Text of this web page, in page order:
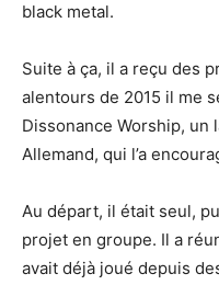
black metal.
Suite à ça, il a reçu des
alentours de 2015 il me
Dissonance Worship, un
Allemand, qui l’a
Au départ, il était seul,
projet en groupe. Il a
avait déjà joué depuis